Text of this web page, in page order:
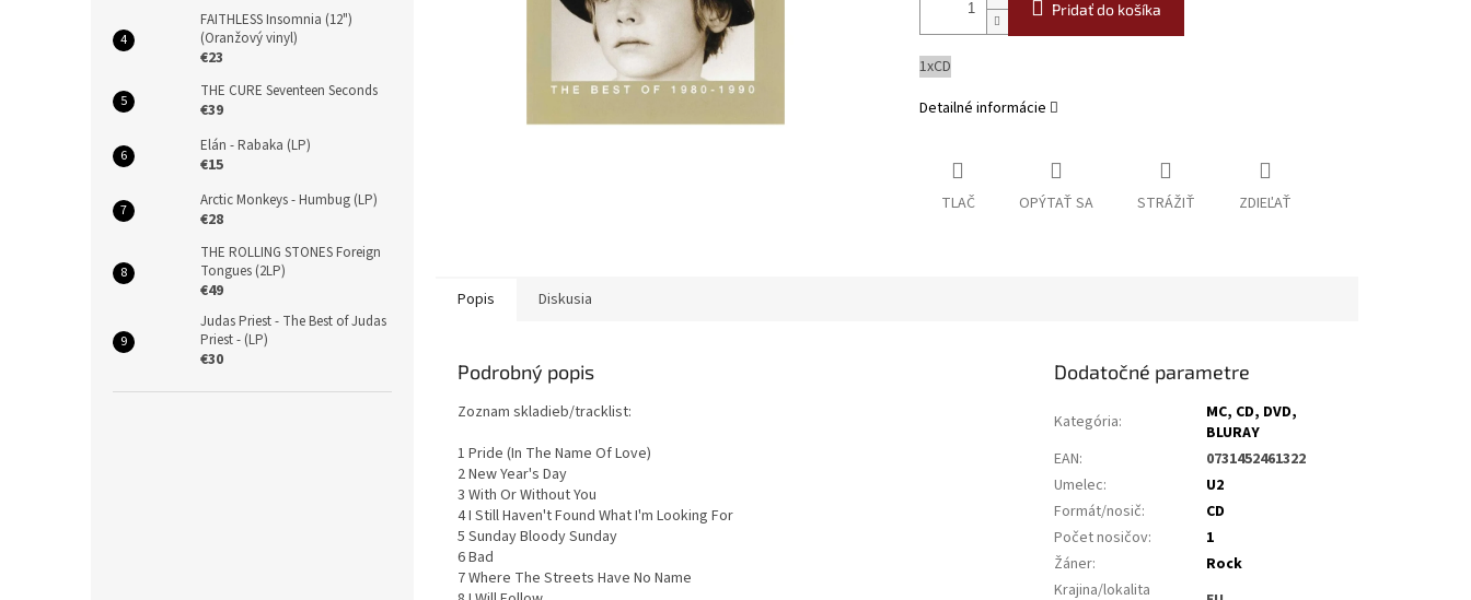
FAITHLESS Insomnia (12")
(Oranžový vinyl)
€23
THE CURE Seventeen Seconds
€39
Elán - Rabaka (LP)
€15
Arctic Monkeys - Humbug (LP)
€28
THE ROLLING STONES Foreign
Tongues (2LP)
€49
Judas Priest - The Best of Judas
Priest - (LP)
€30
Pridať do košíka
1xCD
Detailné informácie
TLAČ OPÝTAŤ SA STRÁŽIŤ ZDIEĽAŤ
Popis Diskusia
Podrobný popis
Zoznam skladieb/tracklist:
1 Pride (In The Name Of Love)
2 New Year's Day
3 With Or Without You
4 I Still Haven't Found What I'm Looking For
5 Sunday Bloody Sunday
6 Bad
7 Where The Streets Have No Name
Dodatočné parametre
Kategória:
MC, CD, DVD,
BLURAY
EAN:
0731452461322
Umelec:
U2
Formát/nosič:
CD
Počet nosičov:
1
Žáner:
Rock
Krajina/lokalita